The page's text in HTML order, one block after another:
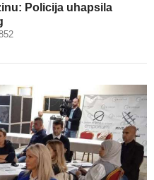
Policija uhapsila